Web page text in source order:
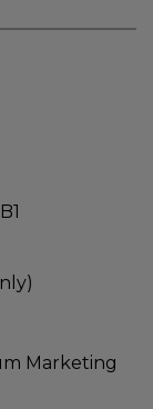
Marketing